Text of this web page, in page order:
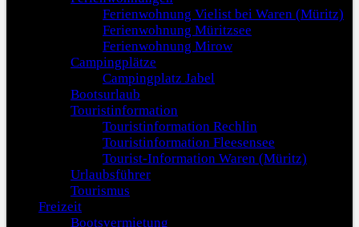
Ferienwohnung Vielist bei Waren (Müritz)
Ferienwohnung Müritzsee
Ferienwohnung Mirow
Campingplätze
Campingplatz Jabel
Bootsurlaub
Touristinformation
Touristinformation Rechlin
Touristinformation Fleesensee
Tourist-Information Waren (Müritz)
Urlaubsführer
Tourismus
Freizeit
Bootsvermietung